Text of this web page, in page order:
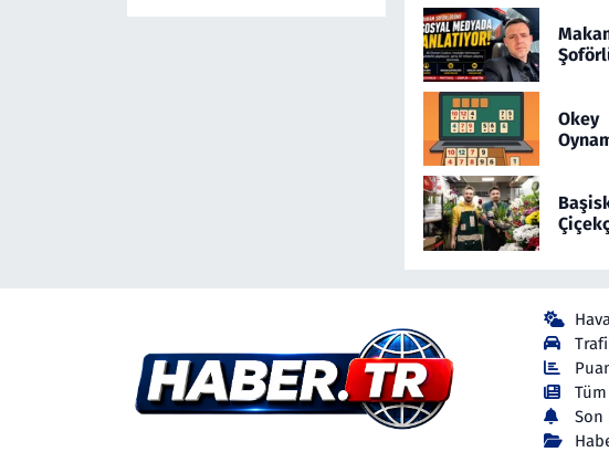
Sürüyor
Okey
Bir
Son